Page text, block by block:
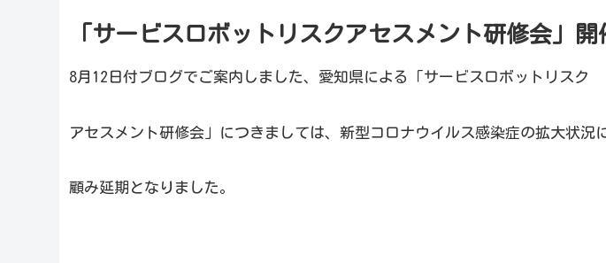
「サービスロボットリスクアセスメント研修会」
8月12日付ブログでご案内しました、愛知県による「サービスロボットリスク
アセスメント研修会」につきましては、新型コロナウイルス感染症の拡大状況
顧み延期となりました。